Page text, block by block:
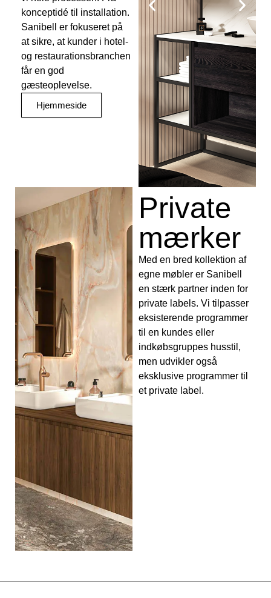
konceptidé til installation.
Sanibell er fokuseret på
at sikre, at kunder i hotel-
og restaurationsbranchen
får en god
gæsteoplevelse.
Hjemmeside
Private
mærker
Med en bred kollektion af
egne møbler er Sanibell
en stærk partner inden for
private labels. Vi tilpasser
eksisterende programmer
til en kundes eller
indkøbsgruppes husstil,
men udvikler også
eksklusive programmer til
et private label.